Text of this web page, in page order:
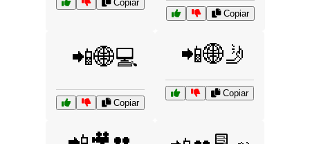
Copiar
Copiar
📲🌐💻
Copiar
📲🌐🤳
Copiar